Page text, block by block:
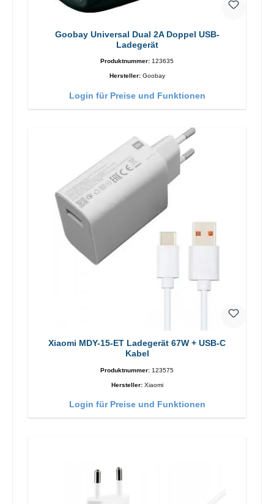
Goobay Universal Dual 2A Doppel USB-
Ladegerät
Produktnummer: 123635
Hersteller: Goobay
Login für Preise und Funktionen
Xiaomi MDY-15-ET Ladegerät 67W + USB-C
Kabel
Produktnummer: 123575
Hersteller: Xiaomi
Login für Preise und Funktionen